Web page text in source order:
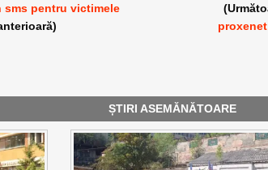
sms pentru victimele
ȘTIRI ASEMĂNĂTOARE